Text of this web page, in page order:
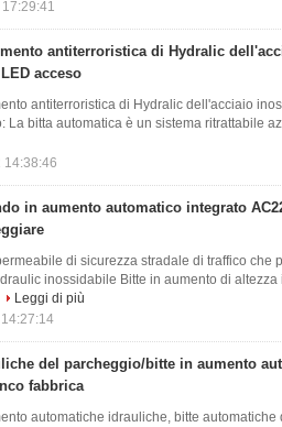
antiterroristica di Hydralic
acceso
antiterroristica di Hydralic dell'acciaio
La bitta automatica è un sistema ritrattabile
14:38:46
in aumento automatico integrato
di sicurezza stradale di traffico che
inossidabile Bitte in aumento di
Leggi di più
del parcheggio/bitte in aumento
fabbrica
automatiche idrauliche, bitte